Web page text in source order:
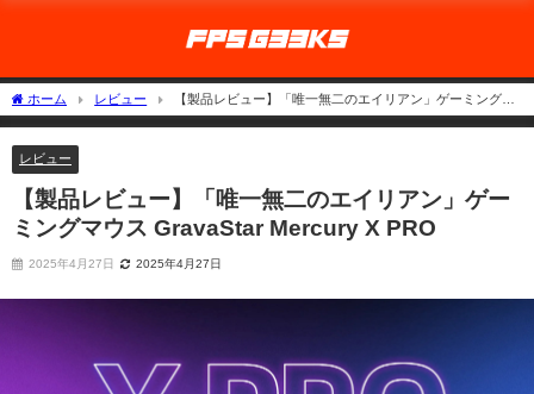
ホーム レビュー
【製品レビュー】「唯一無二のエイリアン」ゲーミングマ
ウス GravaStar Mercury X PRO
レビュー
【製品レビュー】「唯一無二のエイリアン」ゲー
ミングマウス GravaStar Mercury X PRO
2025年4月27日 2025年4月27日